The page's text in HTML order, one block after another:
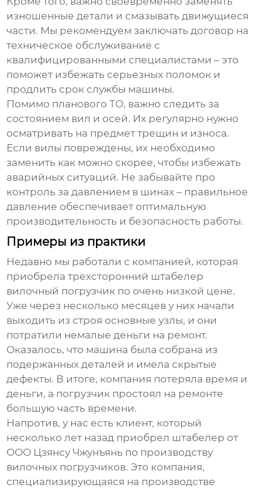
изношенные детали и смазывать движущиеся
части. Мы рекомендуем заключать договор на
техническое обслуживание с
квалифицированными специалистами – это
поможет избежать серьезных поломок и
продлить срок службы машины.
Помимо планового ТО, важно следить за
состоянием вил и осей. Их регулярно нужно
осматривать на предмет трещин и износа.
Если вилы повреждены, их необходимо
заменить как можно скорее, чтобы избежать
аварийных ситуаций. Не забывайте про
контроль за давлением в шинах – правильное
давление обеспечивает оптимальную
производительность и безопасность работы.
Примеры из практики
Недавно мы работали с компанией, которая
приобрелатрехсторонний штабелер
вилочный погрузчик по очень низкой цене.
Уже через несколько месяцев у них начали
выходить из строя основные узлы, и они
потратили немалые деньги на ремонт.
Оказалось, что машина была собрана из
подержанных деталей и имела скрытые
дефекты. В итоге, компания потеряла время и
деньги, а погрузчик простоял на ремонте
большую часть времени.
Напротив, у нас есть клиент, который
несколько лет назад приобрел штабелер от
ООО Цзянсу Чжунъянь по производству
вилочных погрузчиков. Это компания,
специализирующаяся на производстве